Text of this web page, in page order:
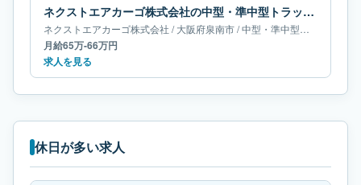
ネクストエアカーゴ株式会社の中型・準中型トラックドライバー求人｜大阪府泉南市｜月給65万-66万円
ネクストエアカーゴ株式会社 /大阪府泉南市/中型・準中型トラックドライバー
月給65万-66万円
求人を見る
休日が多い求人